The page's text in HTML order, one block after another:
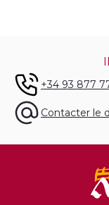
+34 93 877
Contacter le